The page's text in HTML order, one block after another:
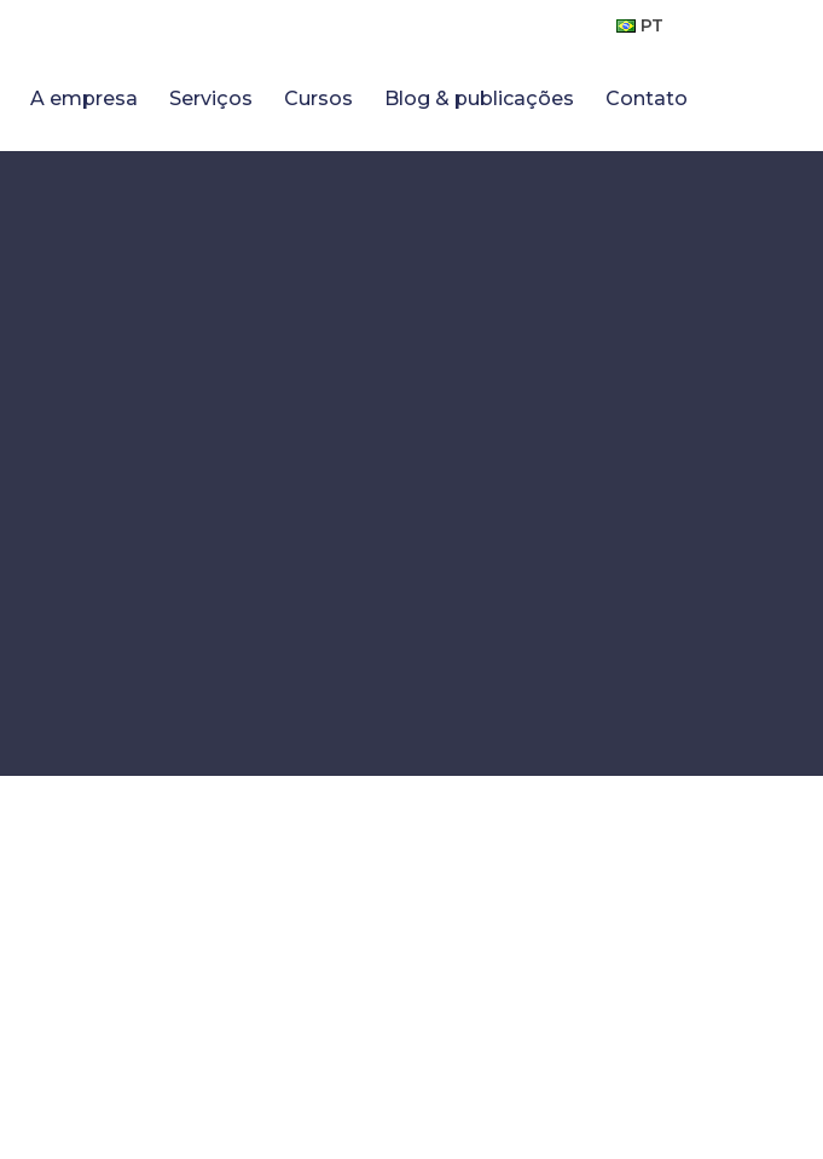
PT
A empresa Serviços Cursos Blog & publicações Contato